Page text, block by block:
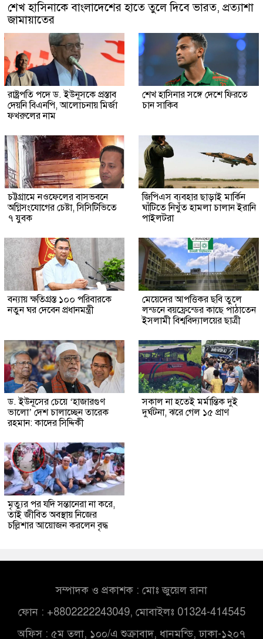
শেখ হাসিনাকে বাংলাদেশের হাতে তুলে দিবে ভারত, প্রত্যাশা
জামায়াতের
রাষ্ট্রপতি পদে ড. ইউনূসকে প্রস্তাব
দেয়নি বিএনপি, আলোচনায় মির্জা
ফখরুলের নাম
শেখ হাসিনার সঙ্গে দেশে ফিরতে
চান সাকিব
চট্টগ্রামে নওফেলের বাসভবনে
অগ্নিসংযোগের চেষ্টা, সিসিটিভিতে
৭ যুবক
জিপিএস ব্যবহার ছাড়াই মার্কিন
ঘাঁটিতে নিখুঁত হামলা চালান ইরানি
পাইলটরা
বন্যায় ক্ষতিগ্রস্ত ১০০ পরিবারকে
নতুন ঘর দেবেন প্রধানমন্ত্রী
মেয়েদের আপত্তিকর ছবি তুলে
লন্ডনে বয়ফ্রেন্ডের কাছে পাঠাতেন
ইসলামী বিশ্ববিদ্যালয়ের ছাত্রী
ড. ইউনূসের চেয়ে ‘হাজারগুণ
ভালো’ দেশ চালাচ্ছেন তারেক
রহমান: কাদের সিদ্দিকী
সকাল না হতেই মর্মান্তিক দুই
দুর্ঘটনা, ঝরে গেল ১৫ প্রাণ
মৃত্যুর পর যদি সন্তানেরা না করে,
তাই জীবিত অবস্থায় নিজের
চল্লিশার আয়োজন করলেন বৃদ্ধ
সম্পাদক ও প্রকাশক : মোঃ জুয়েল রানা
ফোন : +8802222243049, মোবাইলঃ 01324-414545
অফিস : ৫ম তলা, ১০০/এ শুক্রাবাদ, ধানমন্ডি, ঢাকা-১২০৭